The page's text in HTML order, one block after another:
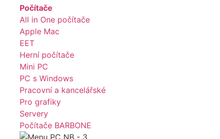
Počítače
All in One počítače
Apple Mac
EET
Herní počítače
Mini PC
PC s Windows
Pracovní a kancelářské
Pro grafiky
Servery
Počítače BARBONE